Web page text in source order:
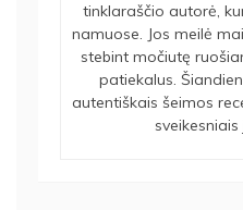
tinklaraščio autorė,
namuose. Jos meilė
stebint močiutę
patiekalus.
autentiškais šeimos